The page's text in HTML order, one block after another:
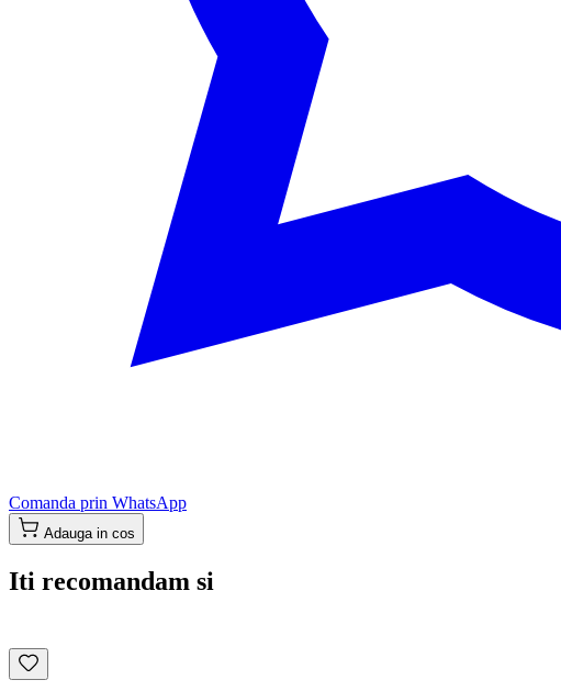
Comanda prin WhatsApp
Adauga in cos
Iti recomandam si